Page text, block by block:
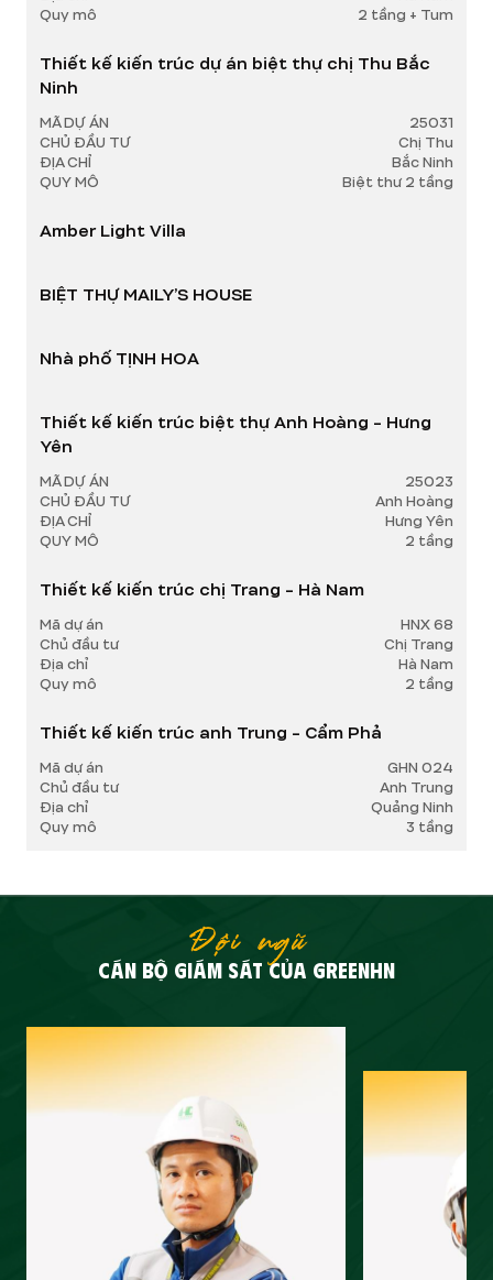
Quy mô
2 tầng + Tum
Thiết kế kiến trúc dự án biệt thự chị Thu Bắc
Ninh
MÃ DỰ ÁN
25031
CHỦ ĐẦU TƯ
Chị Thu
ĐỊA CHỈ
Bắc Ninh
QUY MÔ
Biệt thư 2 tầng
Amber Light Villa
BIỆT THỰ MAILY’S HOUSE
Nhà phố TỊNH HOA
Thiết kế kiến trúc biệt thự Anh Hoàng - Hưng
Yên
MÃ DỰ ÁN
25023
CHỦ ĐẦU TƯ
Anh Hoàng
ĐỊA CHỈ
Hưng Yên
QUY MÔ
2 tầng
Thiết kế kiến trúc chị Trang - Hà Nam
Mã dự án
HNX 68
Chủ đầu tư
Chị Trang
Địa chỉ
Hà Nam
Quy mô
2 tầng
Thiết kế kiến trúc anh Trung - Cẩm Phả
Mã dự án
GHN 024
Chủ đầu tư
Anh Trung
Địa chỉ
Quảng Ninh
Quy mô
3 tầng
Đội ngũ
CÁN BỘ GIÁM SÁT CỦA GREENHN